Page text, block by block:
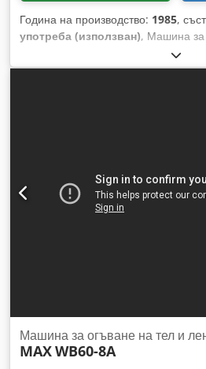
Година на производство: 1985,
употреба (използван), Машина за
(пружинни) компресионни пружини.
повечето машини от гамата на
определено оборудване на
Машина за огъване на тел и
MAXWB60-8A